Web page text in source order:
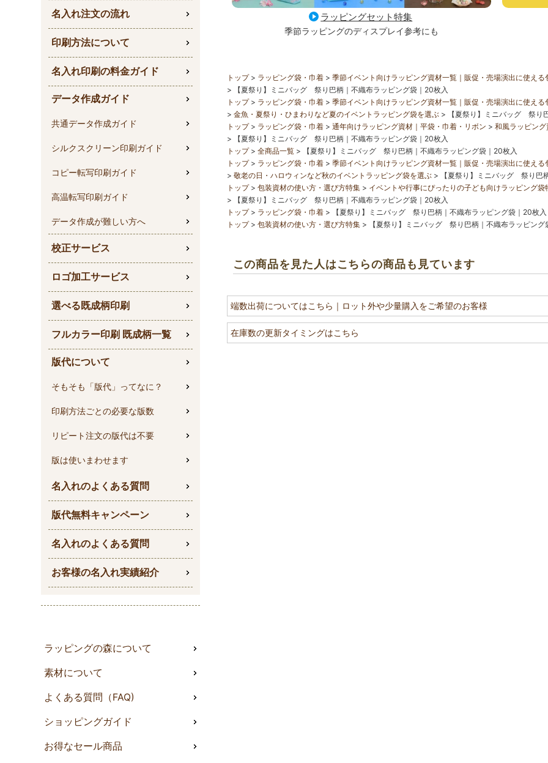
名入れ注文の流れ
印刷方法について
名入れ印刷の料金ガイド
データ作成ガイド
共通データ作成ガイド
シルクスクリーン印刷ガイド
コピー転写印刷ガイド
高温転写印刷ガイド
データ作成が難しい方へ
校正サービス
ロゴ加工サービス
選べる既成柄印刷
フルカラー印刷 既成柄一覧
版代について
そもそも「版代」ってなに？
印刷方法ごとの必要な版数
リピート注文の版代は不要
版は使いまわせます
名入れのよくある質問
版代無料キャンペーン
名入れのよくある質問
お客様の名入れ実績紹介
ラッピングの森について
素材について
よくある質問（FAQ)
ショッピングガイド
お得なセール商品
ラッピングセット特集
季節ラッピングのディスプレイ参考にも
トップ ラッピング袋・巾着 季節イベント向けラッピング資材一覧｜販促・売場演出に使える
【夏祭り】ミニバッグ 祭り巴柄｜不織布ラッピング袋｜20枚入
トップ
ラッピング袋・巾着
季節イベント向けラッピング資材一覧｜販促・売場演出に使える
金魚・夏祭り・ひまわりなど夏のイベントラッピング袋を選ぶ
【夏祭り】ミニバッグ 祭り
トップ
ラッピング袋・巾着 通年向けラッピング資材｜平袋・巾着・リボン
和風ラッピン
【夏祭り】ミニバッグ 祭り巴柄｜不織布ラッピング袋｜20枚入
トップ
全商品一覧
【夏祭り】ミニバッグ 祭り巴柄｜不織布ラッピング袋｜20枚入
トップ
ラッピング袋・巾着
季節イベント向けラッピング資材一覧｜販促・売場演出に使える
敬老の日・ハロウィンなど秋のイベントラッピング袋を選ぶ
【夏祭り】ミニバッグ 祭り巴
トップ
包装資材の使い方・選び方特集
イベントや行事にぴったりの子ども向けラッピング袋
【夏祭り】ミニバッグ 祭り巴柄｜不織布ラッピング袋｜20枚入
トップ
ラッピング袋・巾着
【夏祭り】ミニバッグ 祭り巴柄｜不織布ラッピング袋｜20枚入
トップ
包装資材の使い方・選び方特集 【夏祭り】ミニバッグ 祭り巴柄｜不織布ラッピング
この商品を見た人はこちらの商品も見ています
端数出荷についてはこちら ｜ロット外や少量購入をご希望のお客様
在庫数の更新タイミングはこちら